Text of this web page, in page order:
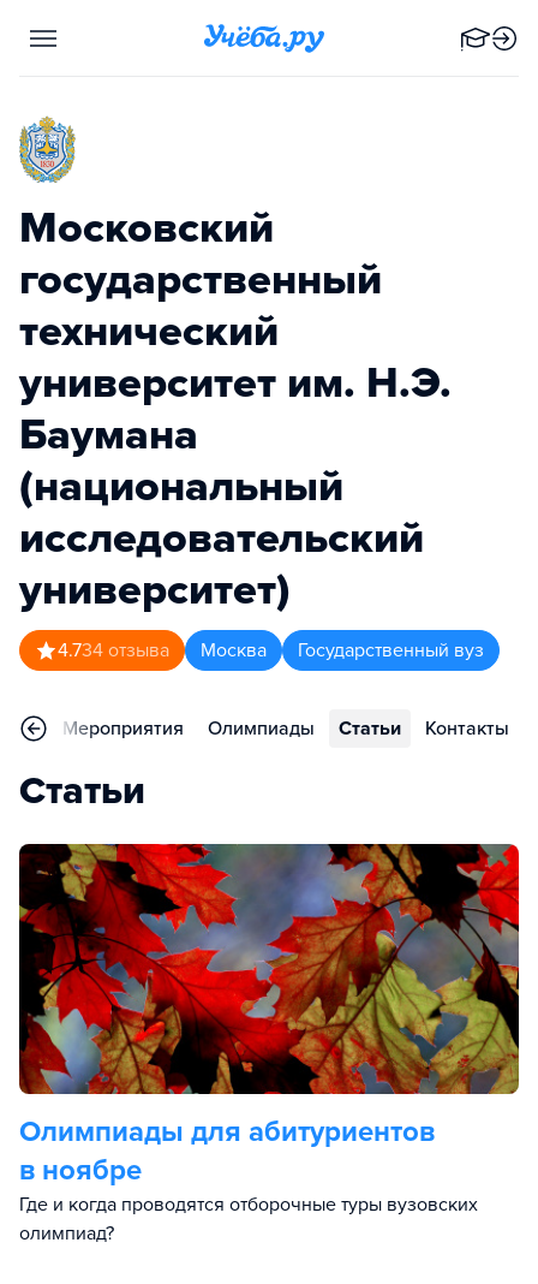
Московский
государственный
технический
университет им. Н.Э.
Баумана
(национальный
исследовательский
университет)
4.734 отзыва Москва Государственный вуз
Мероприятия Олимпиады Статьи Контакты
Статьи
Олимпиады для абитуриентов
в ноябре
Где и когда проводятся отборочные туры вузовских
олимпиад?